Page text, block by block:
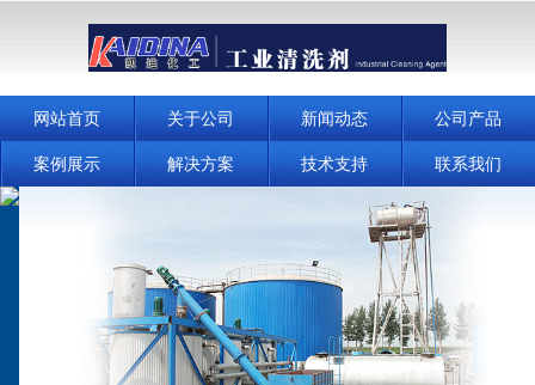
网站首页 关于公司 新闻动态 公司产品
案例展示 解决方案 技术支持 联系我们